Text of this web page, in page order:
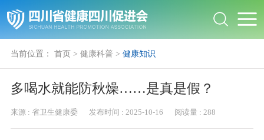
当前位置： 首页 > 健康科普 > 健康知识
多喝水就能防秋燥……是真是假？
来源 : 省卫生健康委 发布时间 :2025-10-16 阅读量 :288